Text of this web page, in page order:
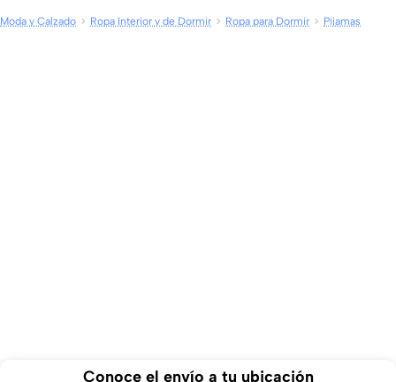
Conoce el envío a tu ubicación
Moda y Calzado Ropa Interior y de Dormir Ropa para Dormir Pijamas